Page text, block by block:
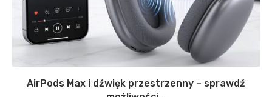
AirPods Max i dźwięk przestrzenny – sprawdź